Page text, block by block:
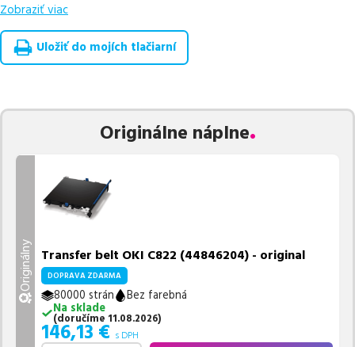
Z uvedeného množstva dostupných náplní
náplnev počte2ks.
Celá táto certifikovaná ponuka, spĺňajúca normy ISO 9001 a 14001,
Vieme, že pri nákupe zohráva dôležitú úlohu aj dostupnosť. Preto
pravidelne naskladňovať produkty, aby boli ihneď k
dispozícii na odoslanie.
ponuke 2 ks tonerov,
Ak si pri výbere nie ste istí, ktoré riešenie je pre vaše potreby
najvhodnejšie, alebo máte akékoľvek ďalšie otázky, môžete sa na
nás kedykoľvek obrátiť e-mailom alebo telefonicky. Sme tu, aby
sme vám pomohli vybrať to najlepšie riešenie.
Zobraziť viac
Uložiť do mojích tlačiarní
Originálne náplne
Originálny Transfer belt OKI C822 (44846204) - original
DOPRAVA ZDARMA
80000 strán
Bez farebná
Na sklade
(doručíme 11.08.2026)
146,13 € s DPH